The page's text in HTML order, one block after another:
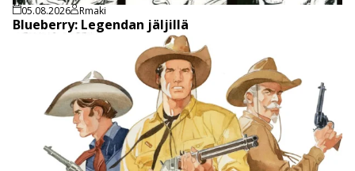
05.08.2026 Rmaki
Blueberry: Legendan jäljillä